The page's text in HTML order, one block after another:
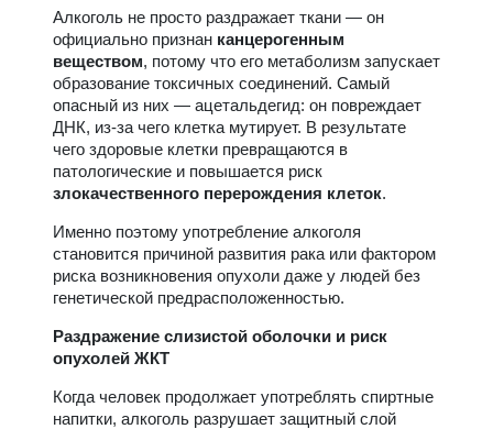
Алкоголь не просто раздражает ткани — он
официально признан канцерогенным
веществом, потому что его метаболизм запускает
образование токсичных соединений. Самый
опасный из них — ацетальдегид: он повреждает
ДНК, из-за чего клетка мутирует. В результате
чего здоровые клетки превращаются в
патологические и повышается риск
злокачественного перерождения клеток.
Именно поэтому употребление алкоголя
становится причиной развития рака или фактором
риска возникновения опухоли даже у людей без
генетической предрасположенностью.
Раздражение слизистой оболочки и риск
опухолей ЖКТ
Когда человек продолжает употреблять спиртные
напитки, алкоголь разрушает защитный слой